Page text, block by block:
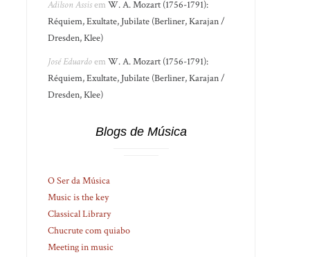
Adilson AssisemW. A. Mozart (1756-1791):
Réquiem, Exultate, Jubilate (Berliner, Karajan /
Dresden, Klee)
José EduardoemW. A. Mozart (1756-1791):
Réquiem, Exultate, Jubilate (Berliner, Karajan /
Dresden, Klee)
Blogs de Música
O Ser da Música
Music is the key
Classical Library
Chucrute com quiabo
Meeting in music